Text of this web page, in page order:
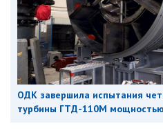
ОДК завершила испытания
турбины ГТД-110М